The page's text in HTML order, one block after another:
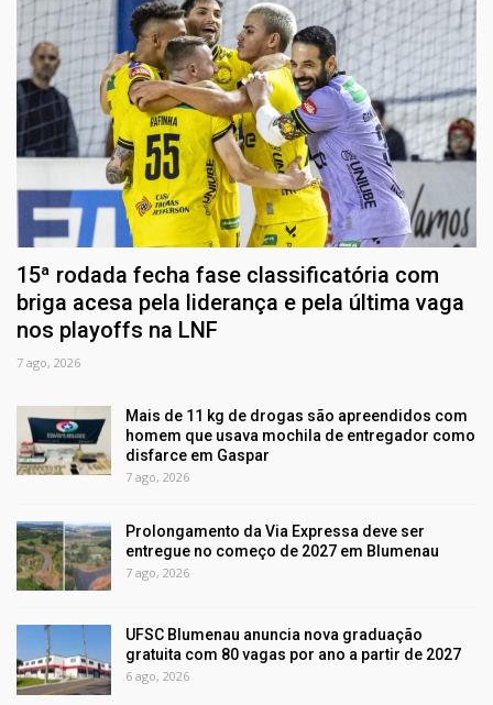
15ª rodada fecha fase classificatória com
briga acesa pela liderança e pela última vaga
nos playoffs na LNF
7 ago, 2026
Mais de 11 kg de drogas são apreendidos com
homem que usava mochila de entregador como
disfarce em Gaspar
7 ago, 2026
Prolongamento da Via Expressa deve ser
entregue no começo de 2027 em Blumenau
7 ago, 2026
UFSC Blumenau anuncia nova graduação
gratuita com 80 vagas por ano a partir de 2027
6 ago, 2026